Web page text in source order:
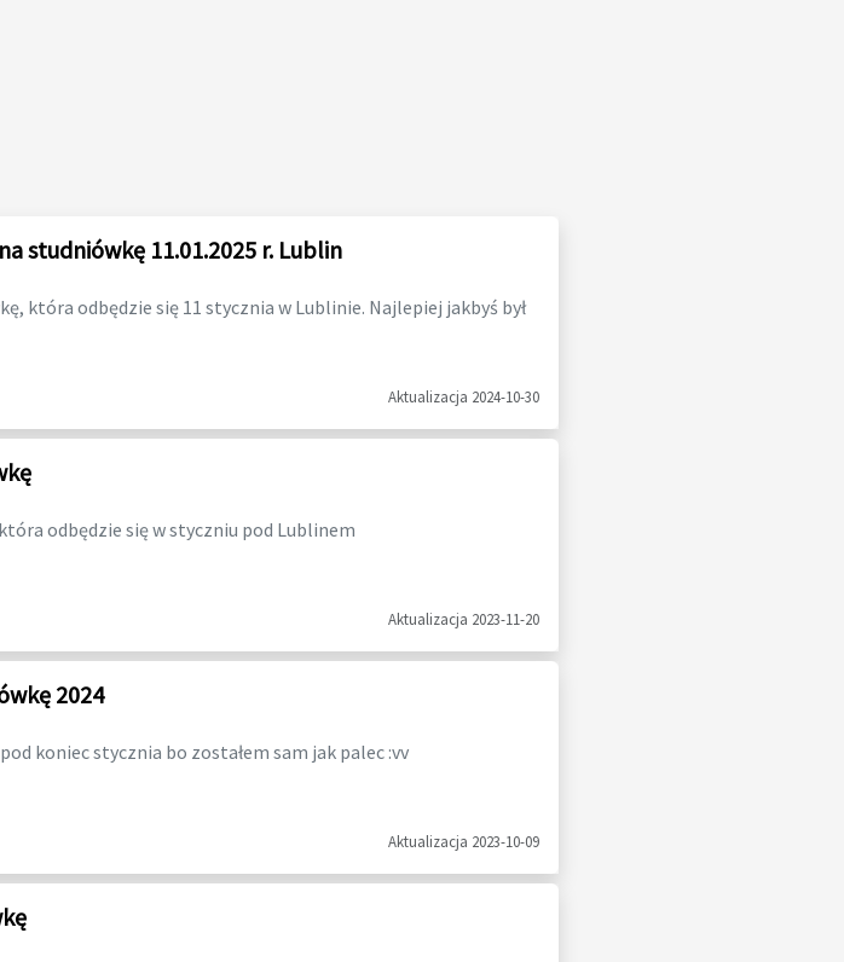
studniówkę 11.01.2025 r. Lublin
która odbędzie się 11 stycznia w Lublinie. Najlepiej jakbyś był
Aktualizacja 2024-10-30
odbędzie się w styczniu pod Lublinem
Aktualizacja 2023-11-20
2024
koniec stycznia bo zostałem sam jak palec :vv
Aktualizacja 2023-10-09